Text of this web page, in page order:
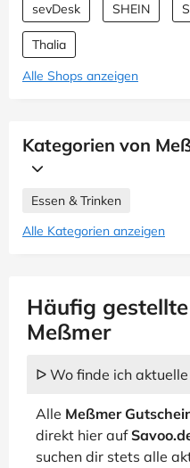
sevDesk SHEIN
Thalia
Alle Shops anzeigen
Kategorien von
Essen & Trinken
Alle Kategorien anzeigen
Häufig
Meßmer
ᐅ Wo finde ich
Alle Meßmer
direkt hier auf
suchen dir stets alle